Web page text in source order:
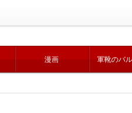
漫画 軍靴のバ